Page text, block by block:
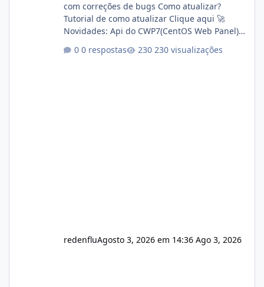
com correções de bugs Como atualizar?
Tutorial de como atualizar Clique aqui 🚀
Novidades: Api do CWP7(CentOS Web Panel)
autorizado a usasr o isistem:
0 respostas 230 visualizações
redenfluAgosto 3, 2026 em 14:36 Ago 3, 2026